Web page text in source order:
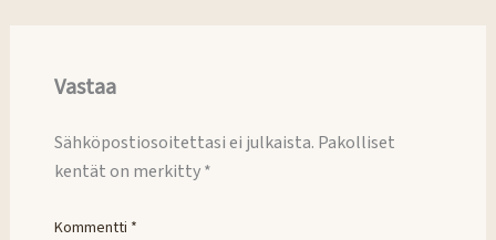
Vastaa
Sähköpostiosoitettasi ei julkaista. Pakolliset
kentät on merkitty*
Kommentti *